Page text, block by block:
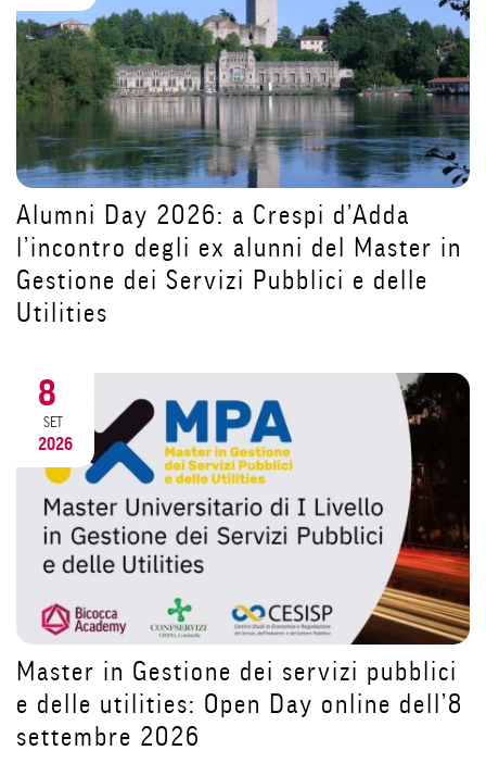
in
Tutorial iscrizioni: STEP 1 Come
un account su Segreterie Online
31
Dopo la pausa estiva riparti da te:
costruisci il tuo futuro nell’HR con il
Master MACU | Open Day 11
2026